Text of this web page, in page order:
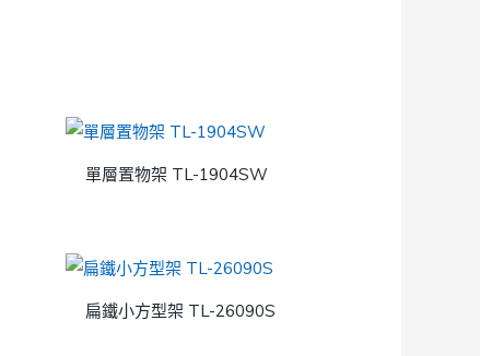
單層置物架 TL-1904SW
扁鐵小方型架 TL-26090S